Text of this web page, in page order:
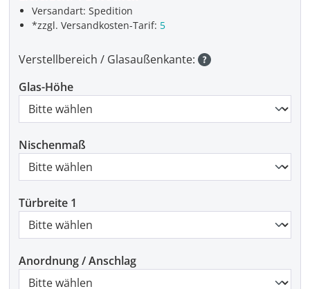
Versandart: Spedition
*zzgl. Versandkosten-Tarif: 5
Verstellbereich / Glasaußenkante:
Glas-Höhe
Nischenmaß
Türbreite 1
Anordnung / Anschlag